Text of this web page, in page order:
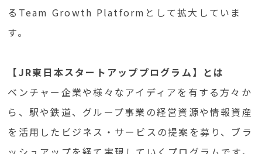
るTeam Growth Platformとして拡大していま
す。
【JR東日本スタートアッププログラム】とは
ベンチャー企業や様々なアイディアを有する方々か
ら、駅や鉄道、グループ事業の経営資源や情報資産
を活用したビジネス・サービスの提案を募り、ブラ